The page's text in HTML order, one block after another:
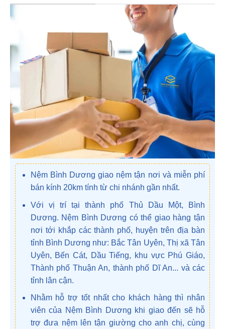
Nệm Bình Dương giao nệm tận nơi và miễn phí
bán kính 20km tính từ chi nhánh gần nhất.
Với vị trí tại thành phố Thủ Dầu Một, Bình
Dương. Nệm Bình Dương có thể giao hàng tận
nơi tới khắp các thành phố, huyện trên địa bàn
tỉnh Bình Dương như: Bắc Tân Uyên, Thị xã Tân
Uyên, Bến Cát, Dầu Tiếng, khu vực Phú Giáo,
Thành phố Thuận An, thành phố Dĩ An... và các
tỉnh lân cận.
Nhằm hỗ trợ tốt nhất cho khách hàng thì nhân
viên của Nệm Bình Dương khi giao đến sẽ hỗ
trợ đưa nệm lên tận giường cho anh chị, cùng